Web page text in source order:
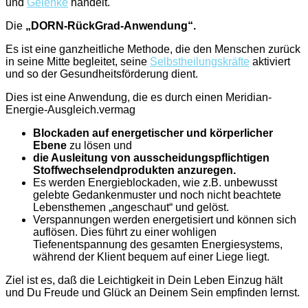
Die „DORN-RückGrad-Anwendung“.
Es ist eine ganzheitliche Methode, die den Menschen zurück
in seine Mitte begleitet, seine Selbstheilungskräfte aktiviert
und so der Gesundheitsförderung dient.
Dies ist eine Anwendung, die es durch einen Meridian-
Energie-Ausgleich.vermag
Blockaden auf energetischer und körperlicher
Ebene zu lösen und
die Ausleitung von ausscheidungspflichtigen
Stoffwechselendprodukten anzuregen.
Es werden Energieblockaden, wie z.B. unbewusst
gelebte Gedankenmuster und noch nicht beachtete
Lebensthemen „angeschaut“ und gelöst.
Verspannungen werden energetisiert und können sich
auflösen. Dies führt zu einer wohligen
Tiefenentspannung des gesamten Energiesystems,
während der Klient bequem auf einer Liege liegt.
Ziel ist es, daß die Leichtigkeit in Dein Leben Einzug hält
und Du Freude und Glück an Deinem Sein empfinden lernst.